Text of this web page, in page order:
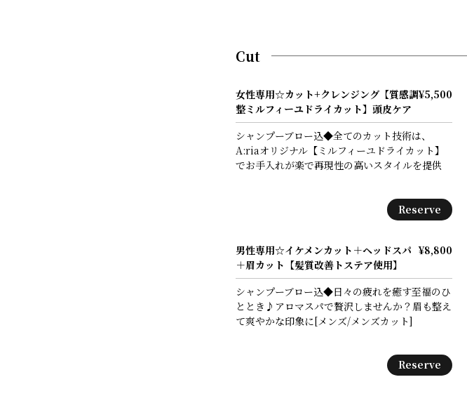
Cut
女性専用☆カット+クレンジング【質感調
整ミルフィーユドライカット】頭皮ケア
¥5,500
シャンプーブロー込◆全てのカット技術は、
A:riaオリジナル【ミルフィーユドライカット】
でお手入れが楽で再現性の高いスタイルを提供
Reserve
男性専用☆イケメンカット＋ヘッドスパ
＋眉カット【髪質改善トステア使用】
¥8,800
シャンプーブロー込◆日々の疲れを癒す至福のひ
ととき♪アロマスパで贅沢しませんか？眉も整え
て爽やかな印象に[メンズ/メンズカット]
Reserve